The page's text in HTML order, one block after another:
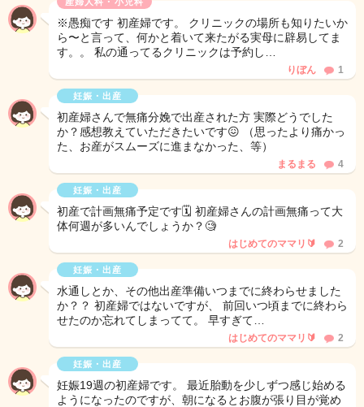
※愚痴です 初産婦です。 クリニックの場所も知りたいか
ら〜と言って、何かと着いて来たがる実母に辟易してま
す。。 私の通ってるクリニックは予約し…
りぼん 1
妊娠・出産
初産婦さんで無痛分娩で出産された方 実際どうでした
か？感想教えていただきたいです😖 （思ったより痛かっ
た、お産がスムーズに進まなかった、等）
まるまる 4
妊娠・出産
初産で計画無痛予定です🗓️ 初産婦さんの計画無痛って大
体何週が多いんでしょうか？🧐
はじめてのママリ🔰 2
妊娠・出産
水通しとか、その他出産準備いつまでに終わらせました
か？？ 初産婦ではないですが、 前回いつ頃までに終わら
せたのか忘れてしまってて。 早すぎて…
はじめてのママリ🔰 2
妊娠・出産
妊娠19週の初産婦です。 最近胎動を少しずつ感じ始める
ようになったのですが、朝になるとお腹が張り目が覚め